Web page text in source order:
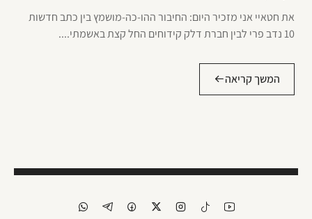
את חטאיי אני מזכיר היום: החיבור ההו-כה-מושמץ בין כתב חדשות
10 נדב פרי לבין חברת דלק קידוחים החל קצת באשמתי....
המשך קריאה